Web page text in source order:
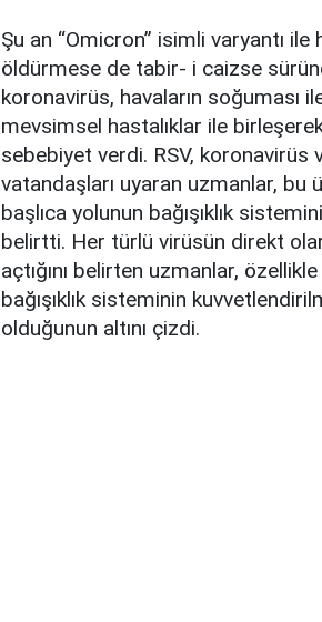
Şu an “Omicron” isimli varyantı ile
öldürmese de tabir- i caizse
koronavirüs, havaların soğuması
mevsimsel hastalıklar ile
sebebiyet verdi. RSV, koronavirüs
vatandaşları uyaran uzmanlar, bu
başlıca yolunun bağışıklık
belirtti. Her türlü virüsün direkt
açtığını belirten uzmanlar,
bağışıklık sisteminin
olduğunun altını çizdi.